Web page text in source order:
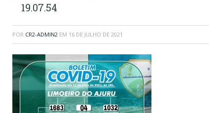
19.07.54
POR CR2-ADMIN2 EM 16 DE JULHO DE 2021